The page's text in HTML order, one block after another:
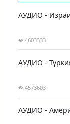
АУДИО -
4603333
АУДИО -
4573603
АУДИО -